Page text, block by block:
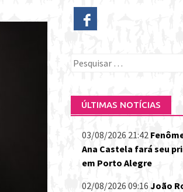
Pesquisar
ÚLTIMAS NOTÍCIAS
03/08/2026 21:42
Ana Castela fará seu
em Porto Alegre
02/08/2026 09:16 João